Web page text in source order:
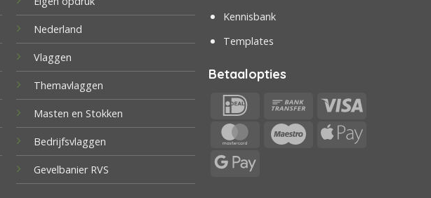
Nederland
Vlaggen
Themavlaggen
Masten en Stokken
Bedrijfsvlaggen
Gevelbanier RVS
Kennisbank
Templates
Betaalopties
IDeal
Bank
MasterCard Maestro Apple
Google